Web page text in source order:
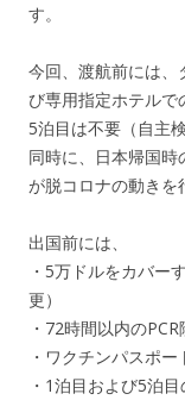
す。
今回、渡航前には、
び専用指定ホテルで
5泊目は不要（自主
同時に、日本帰国
が脱コロナの動きを
出国前には、
・5万ドルをカバー
更）
・72時間以内の
・ワクチンパスポー
・1泊目および5泊